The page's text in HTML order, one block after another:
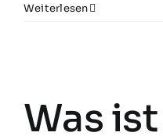
Weiterlesen
Was ist